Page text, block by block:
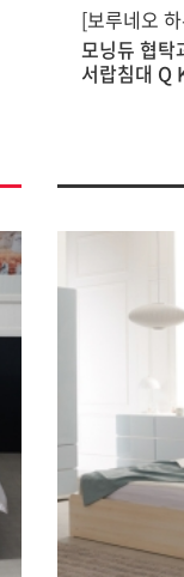
[보루네오
모닝듀 협탁
서랍침대 Q